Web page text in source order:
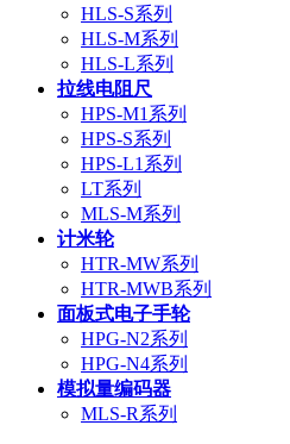
HLS-S系列
HLS-M系列
HLS-L系列
拉线电阻尺
HPS-M1系列
HPS-S系列
HPS-L1系列
LT系列
MLS-M系列
计米轮
HTR-MW系列
HTR-MWB系列
面板式电子手轮
HPG-N2系列
HPG-N4系列
模拟量编码器
MLS-R系列